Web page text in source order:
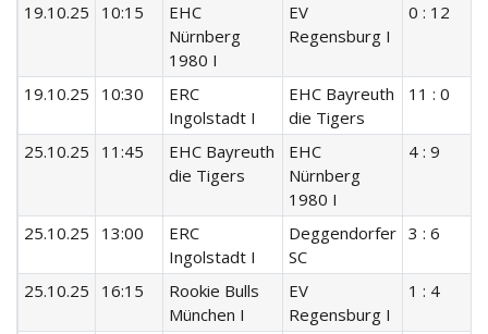
19.10.25 10:15
EHC
Nürnberg
1980 I
EV
Regensburg I
0 : 12
19.10.25 10:30
ERC
Ingolstadt I
EHC Bayreuth
die Tigers
11 : 0
25.10.25 11:45
EHC Bayreuth
die Tigers
EHC
Nürnberg
1980 I
4 : 9
25.10.25 13:00
ERC
Ingolstadt I
Deggendorfer
SC
3 : 6
25.10.25 16:15
Rookie Bulls
München I
EV
Regensburg I
1 : 4